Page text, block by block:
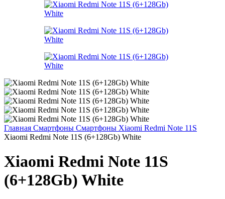
Главная Смартфоны Смартфоны Xiaomi Redmi Note 11S
Xiaomi Redmi Note 11S (6+128Gb) White
Xiaomi Redmi Note 11S
(6+128Gb) White